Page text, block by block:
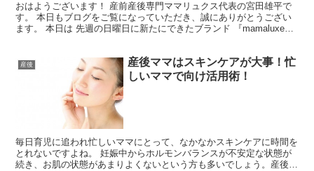
おはようございます！ 産前産後専門ママリュクス代表の宮田雄平で
す。 本日もブログをご覧になっていただき、誠にありがとうござい
ます。 本日は 先週の日曜日に新たにできたブランド 『mamaluxe
産後
産後ママはスキンケアが大事！忙
しいママで向け活用術！
毎日育児に追われ忙しいママにとって、なかなかスキンケアに時間を
とれないですよね。 妊娠中からホルモンバランスが不安定な状態が
続き、お肌の状態があまりよくないという方も多いでしょう。産後の